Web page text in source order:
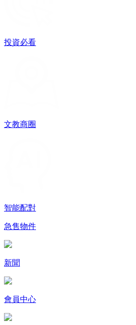
投資必看
文教商圈
智能配對
急售物件
新聞
會員中心